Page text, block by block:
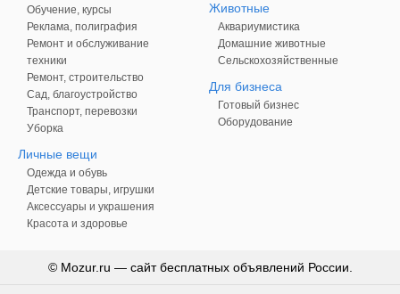
Обучение, курсы
Реклама, полиграфия
Ремонт и обслуживание
техники
Ремонт, строительство
Сад, благоустройство
Транспорт, перевозки
Уборка
Личные вещи
Одежда и обувь
Детские товары, игрушки
Аксессуары и украшения
Красота и здоровье
Животные
Аквариумистика
Домашние животные
Сельскохозяйственные
Для бизнеса
Готовый бизнес
Оборудование
© Mozur.ru — сайт бесплатных объявлений России.